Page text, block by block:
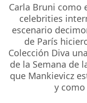
Carla Bruni como
celebrities
escenario
de París
Colección Diva
de la Semana de
que Mankievicz
y